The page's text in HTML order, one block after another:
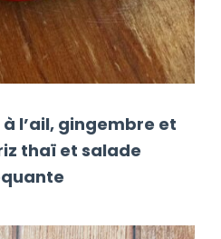
l’ail, gingembre et
thaï et salade